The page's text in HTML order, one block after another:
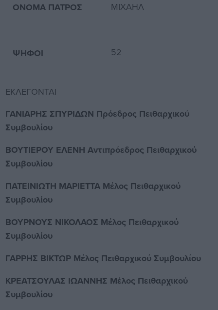
ΟΝΟΜΑ ΠΑΤΡΟΣ
ΨΗΦΟΙ
ΜΙΧΑΗΛ
52
ΕΚΛΕΓΟΝΤΑΙ
ΓΑΝΙΑΡΗΣ ΣΠΥΡΙΔΩΝ Πρόεδρος Πειθαρχικού
Συμβουλίου
ΒΟΥΤΙΕΡΟΥ ΕΛΕΝΗ Αντιπρόεδρος Πειθαρχικού
Συμβουλίου
ΠΑΤΕΙΝΙΩΤΗ ΜΑΡΙΕΤΤΑ Μέλος Πειθαρχικού
Συμβουλίου
ΒΟΥΡΝΟΥΣ ΝΙΚΟΛΑΟΣ Μέλος Πειθαρχικού
Συμβουλίου
ΓΑΡΡΗΣ ΒΙΚΤΩΡ Μέλος Πειθαρχικού Συμβουλίου
ΚΡΕΑΤΣΟΥΛΑΣ ΙΩΑΝΝΗΣ Μέλος Πειθαρχικού
Συμβουλίου